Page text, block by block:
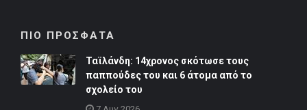
ΠΙΟ ΠΡΟΣΦΑΤΑ
Ταϊλάνδη: 14χρονος σκότωσε τους
παππούδες του και 6 άτομα από το
σχολείο του